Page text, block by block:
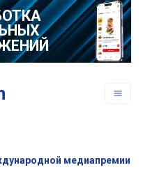
медиапремии